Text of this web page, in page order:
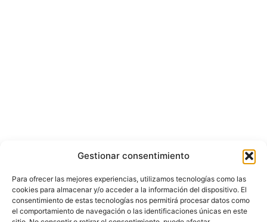
Gestionar consentimiento
Para ofrecer las mejores experiencias, utilizamos tecnologías como las
cookies para almacenar y/o acceder a la información del dispositivo. El
consentimiento de estas tecnologías nos permitirá procesar datos como
el comportamiento de navegación o las identificaciones únicas en este